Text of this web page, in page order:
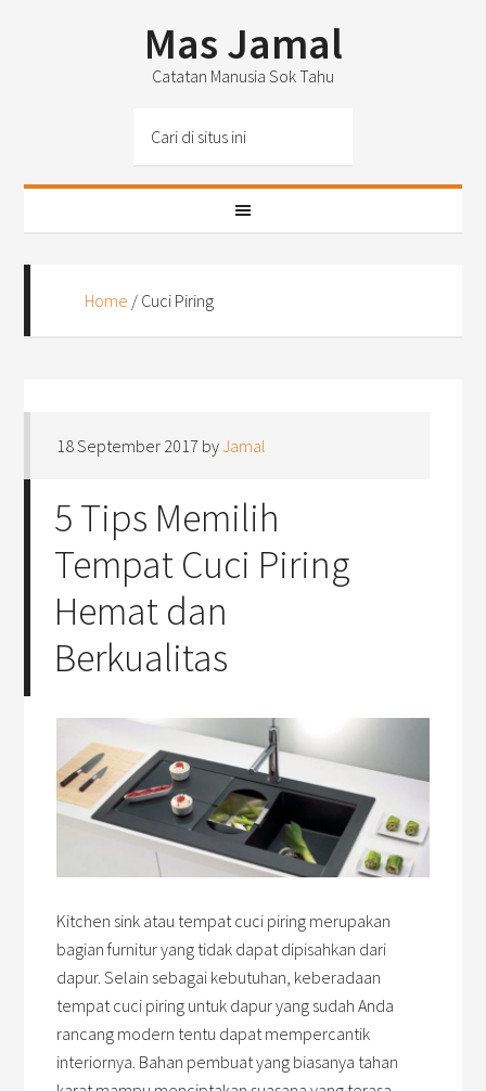
Mas Jamal
Catatan Manusia Sok Tahu
Home / Cuci Piring
18 September 2017 byJamal
5 Tips Memilih
Tempat Cuci Piring
Hemat dan
Berkualitas
Kitchen sink atau tempat cuci piring merupakan
bagian furnitur yang tidak dapat dipisahkan dari
dapur. Selain sebagai kebutuhan, keberadaan
tempat cuci piring untuk dapur yang sudah Anda
rancang modern tentu dapat mempercantik
interiornya. Bahan pembuat yang biasanya tahan